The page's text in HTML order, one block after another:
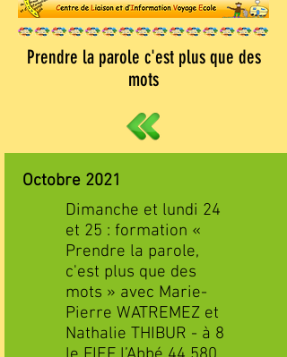
Prendre la parole c'est plus que des
mots
Octobre 2021
Dimanche et lundi 24
et 25 : formation «
Prendre la parole,
c'est plus que des
mots » avec Marie-
Pierre WATREMEZ et
Nathalie THIBUR - à 8